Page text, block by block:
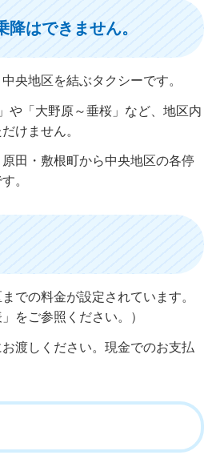
降はできません。
央地区を結ぶタクシーです。
や「大野原～垂桜」など、地区内
けません。
田・敷根町から中央地区の各停
。
での料金が設定されています。
をご参照ください。）
渡しください。現金でのお支払